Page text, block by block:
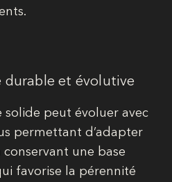
durable et évolutive
solide peut évoluer avec
permettant d’adapter
une base
favorise la pérennité